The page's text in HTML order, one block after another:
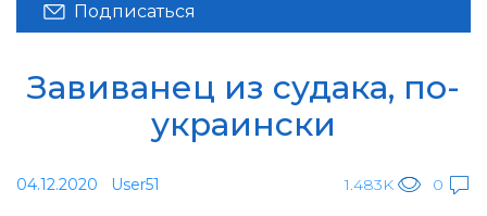
Подписаться
Завиванец из судака, по-
украински
04.12.2020 User51 1.483K 0